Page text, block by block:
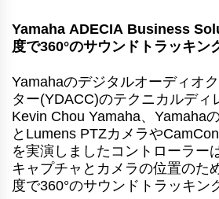
Yamaha ADECIA Business
度で360°のサウンドトラッキン
Yamahaのデジタルオーディオ
ター(YDACC)のテクニカルディ
Kevin Chou Yamaha、Yamaha
とLumens PTZカメラや
を実演しましたコントローラー
キャプチャとカメラの位置のた
度で360°のサウンドトラッキン